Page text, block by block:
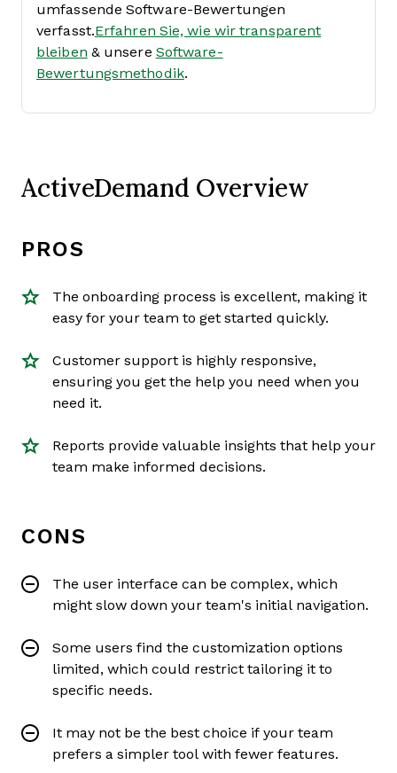
umfassende Software-Bewertungen
verfasst.Erfahren Sie, wie wir transparent
bleiben & unsere Software-
Bewertungsmethodik.
ActiveDemand Overview
PROS
The onboarding process is excellent, making it
easy for your team to get started quickly.
Customer support is highly responsive,
ensuring you get the help you need when you
need it.
Reports provide valuable insights that help your
team make informed decisions.
CONS
The user interface can be complex, which
might slow down your team's initial navigation.
Some users find the customization options
limited, which could restrict tailoring it to
specific needs.
It may not be the best choice if your team
prefers a simpler tool with fewer features.